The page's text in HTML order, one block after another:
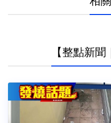
【整點新聞